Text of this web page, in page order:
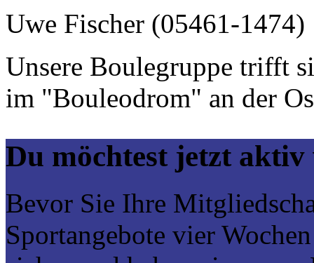
Uwe Fischer (05461-1474)
Unsere Boulegruppe trifft
im "Bouleodrom" an der
Du möchtest jetzt aktiv
Bevor Sie Ihre
Sportangebote vier